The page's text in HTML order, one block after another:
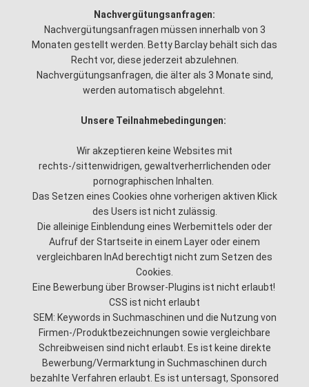
Nachvergütungsanfragen:
Nachvergütungsanfragen müssen innerhalb von 3
Monaten gestellt werden. Betty Barclay behält sich das
Recht vor, diese jederzeit abzulehnen.
Nachvergütungsanfragen, die älter als 3 Monate sind,
werden automatisch abgelehnt.
Unsere Teilnahmebedingungen:
Wir akzeptieren keine Websites mit
rechts-/sittenwidrigen, gewaltverherrlichenden oder
pornographischen Inhalten.
Das Setzen eines Cookies ohne vorherigen aktiven Klick
des Users ist nicht zulässig.
Die alleinige Einblendung eines Werbemittels oder der
Aufruf der Startseite in einem Layer oder einem
vergleichbaren InAd berechtigt nicht zum Setzen des
Cookies.
Eine Bewerbung über Browser-Plugins ist nicht erlaubt!
CSS ist nicht erlaubt
SEM: Keywords in Suchmaschinen und die Nutzung von
Firmen-/Produktbezeichnungen sowie vergleichbare
Schreibweisen sind nicht erlaubt. Es ist keine direkte
Bewerbung/Vermarktung in Suchmaschinen durch
bezahlte Verfahren erlaubt. Es ist untersagt, Sponsored